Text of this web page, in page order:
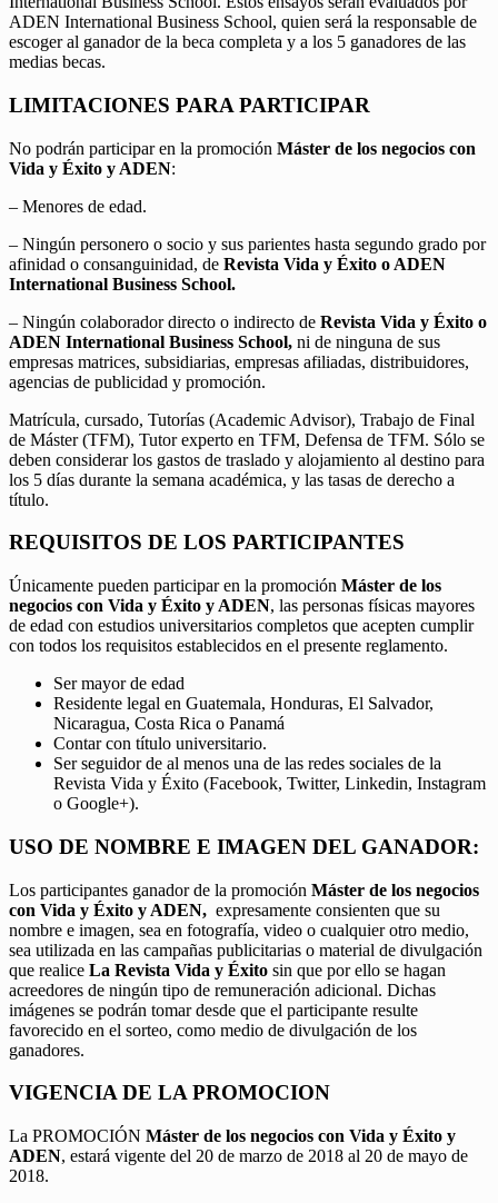
ADEN International Business School, quien será la responsable de
escoger al ganador de la beca completa y a los 5 ganadores de las
medias becas.
LIMITACIONES PARA PARTICIPAR
No podrán participar en la promoción Máster de los negocios con
Vida y Éxito y ADEN:
– Menores de edad.
– Ningún personero o socio y sus parientes hasta segundo grado por
afinidad o consanguinidad, de Revista Vida y Éxito o ADEN
International Business School.
– Ningún colaborador directo o indirecto de Revista Vida y Éxito o
ADEN International Business School, ni de ninguna de sus
empresas matrices, subsidiarias, empresas afiliadas, distribuidores,
agencias de publicidad y promoción.
Matrícula, cursado, Tutorías (Academic Advisor), Trabajo de Final
de Máster (TFM), Tutor experto en TFM, Defensa de TFM. Sólo se
deben considerar los gastos de traslado y alojamiento al destino para
los 5 días durante la semana académica, y las tasas de derecho a
título.
REQUISITOS DE LOS PARTICIPANTES
Únicamente pueden participar en la promoción Máster de los
negocios con Vida y Éxito y ADEN, las personas físicas mayores
de edad con estudios universitarios completos que acepten cumplir
con todos los requisitos establecidos en el presente reglamento.
Ser mayor de edad
Residente legal en Guatemala, Honduras, El Salvador,
Nicaragua, Costa Rica o Panamá
Contar con título universitario.
Ser seguidor de al menos una de las redes sociales de la
Revista Vida y Éxito (Facebook, Twitter, Linkedin, Instagram
o Google+).
USO DE NOMBRE E IMAGEN DEL GANADOR:
Los participantes ganador de la promoción Máster de los negocios
con Vida y Éxito y ADEN, expresamente consienten que su
nombre e imagen, sea en fotografía, video o cualquier otro medio,
sea utilizada en las campañas publicitarias o material de divulgación
que realice La Revista Vida y Éxito sin que por ello se hagan
acreedores de ningún tipo de remuneración adicional. Dichas
imágenes se podrán tomar desde que el participante resulte
favorecido en el sorteo, como medio de divulgación de los
ganadores.
VIGENCIA DE LA PROMOCION
La PROMOCIÓN Máster de los negocios con Vida y Éxito y
ADEN, estará vigente del 20 de marzo de 2018 al 20 de mayo de
2018.